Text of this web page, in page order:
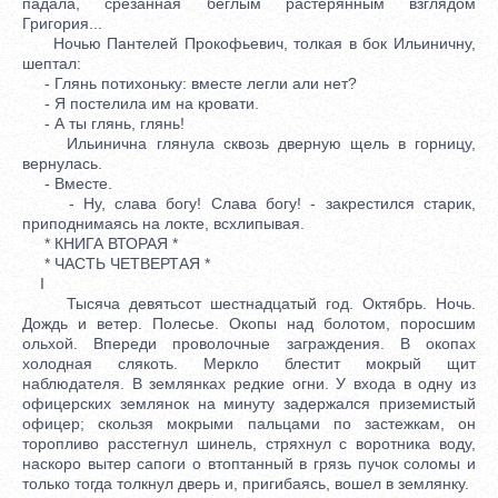
Григория...
Ночью Пантелей Прокофьевич, толкая в бок Ильиничну,
шептал:
- Глянь потихоньку: вместе легли али нет?
- Я постелила им на кровати.
- А ты глянь, глянь!
Ильинична глянула сквозь дверную щель в горницу,
вернулась.
- Вместе.
- Ну, слава богу! Слава богу! - закрестился старик,
приподнимаясь на локте, всхлипывая.
* КНИГА ВТОРАЯ *
* ЧАСТЬ ЧЕТВЕРТАЯ *
I
Тысяча девятьсот шестнадцатый год. Октябрь. Ночь.
Дождь и ветер. Полесье. Окопы над болотом, поросшим
ольхой. Впереди проволочные заграждения. В окопах
холодная слякоть. Меркло блестит мокрый щит
наблюдателя. В землянках редкие огни. У входа в одну из
офицерских землянок на минуту задержался приземистый
офицер; скользя мокрыми пальцами по застежкам, он
торопливо расстегнул шинель, стряхнул с воротника воду,
наскоро вытер сапоги о втоптанный в грязь пучок соломы и
только тогда толкнул дверь и, пригибаясь, вошел в землянку.